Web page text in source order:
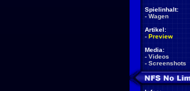
Spielinhalt:
- Wagen
Artikel:
- Preview
Media:
- Videos
- Screenshots